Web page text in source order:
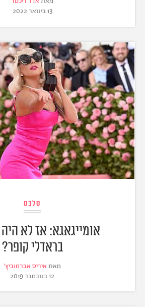
13 בינואר 2022
סלבס
אומייגאגא: אז לא
בראדלי קופר?
מאת איריס אברמוביץ'
12 בנובמבר 2019